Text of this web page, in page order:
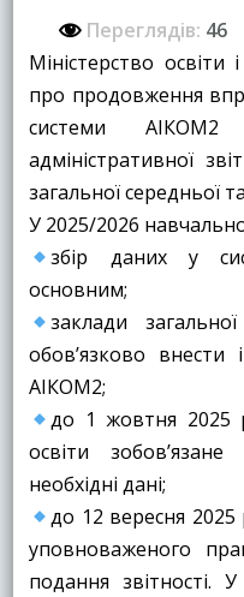
Переглядів: 46
Міністерство освіти
про продовження
системи
адміністративної
загальної середньої
У 2025/2026
збір даних у
основним;
заклади
обов’язково
АІКОМ2;
до 1 жовтня 2025
освіти
необхідні дані;
до 12 вересня 2025
уповноваженого
подання звітності.